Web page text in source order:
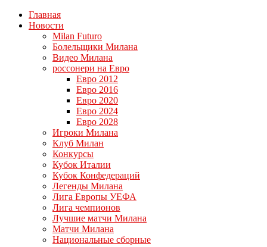
Главная
Новости
Milan Futuro
Болельщики Милана
Видео Милана
россонери на Евро
Евро 2012
Евро 2016
Евро 2020
Евро 2024
Евро 2028
Игроки Милана
Клуб Милан
Конкурсы
Кубок Италии
Кубок Конфедераций
Легенды Милана
Лига Европы УЕФА
Лига чемпионов
Лучшие матчи Милана
Матчи Милана
Национальные сборные